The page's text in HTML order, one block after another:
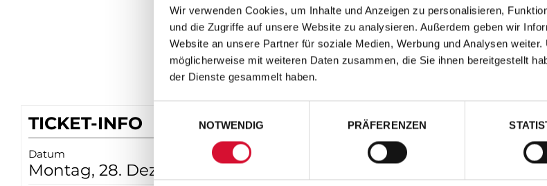
Wir verwenden Cookies, um Inhalte und Anzeigen zu personalisieren,
und die Zugriffe auf unsere Website zu analysieren. Außerdem geben wir
Website an unsere Partner für soziale Medien, Werbung und Analysen
möglicherweise mit weiteren Daten zusammen, die Sie ihnen bereitgestellt
der Dienste gesammelt haben.
NOTWENDIG
PRÄFERENZEN
TICKET-INFO
Datum
Montag, 28. Dezember 2026